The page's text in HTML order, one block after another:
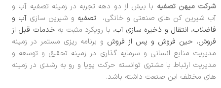
شرکت میهن تصفیه با بیش از دو دهه تجربه در زمینه تصفیه آب و
آب شیرین کن های صنعتی و خانگی،
تصفیه و شیرین سازی آب و
فاضلاب، انتقال و ذخیره سازی آب، با رویکرد مثبت به خدمات قبل از
فروش، حین فروش و پس از فروش و برنامه ریزی مستمر در زمینه
مدیریت منابع انسانی و سرمایه گذاری در زمینه تحقیق و توسعه و
مدیریت ارتباط با مشتری توانسته حرکت پویا و رو به رشدی در زمینه
های مختلف این صنعت داشته باشد.